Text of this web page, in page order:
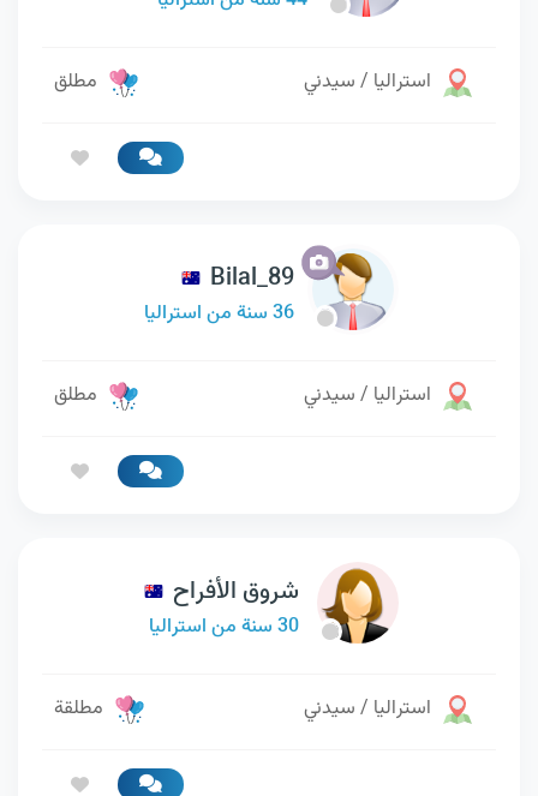
استراليا / سيدني مطلق
Bilal_89
36 سنة من استراليا
استراليا / سيدني مطلق
شروق الأفراح
30 سنة من استراليا
استراليا / سيدني مطلقة